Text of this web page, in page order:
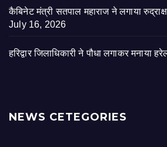
कैबिनेट मंत्री सतपाल महाराज ने लगाया रुद्राक्ष
July 16, 2026
हरिद्वार जिलाधिकारी ने पौधा लगाकर मनाया
NEWS CETEGORIES